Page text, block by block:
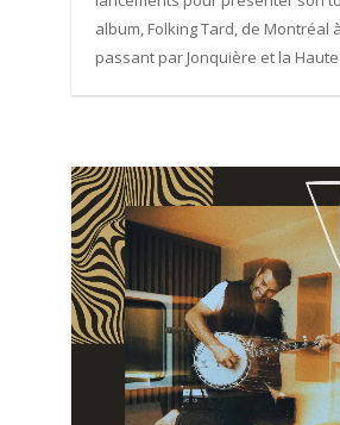
album, Folking Tard, de Montréal
passant par Jonquière et la